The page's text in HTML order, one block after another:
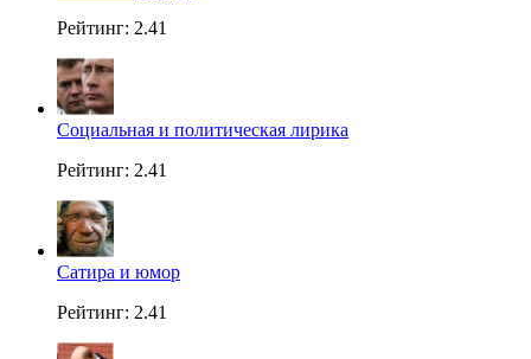
Рейтинг: 2.41
Социальная и политическая лирика
Рейтинг: 2.41
Сатира и юмор
Рейтинг: 2.41